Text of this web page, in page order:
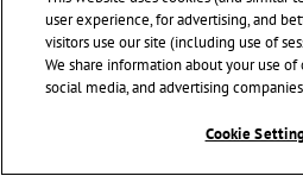
user experience, for advertising, and
visitors use our site (including use of
We share information about your use
social media, and advertising
Cookie